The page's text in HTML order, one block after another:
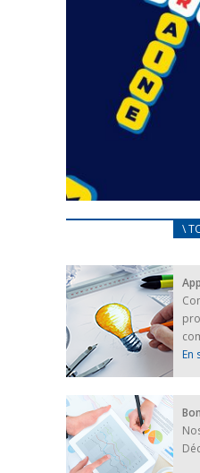
CARNET
25 avril 2022
Afin d’accompagner
ukrainiens arrivés en
FEUILLETER
\
En